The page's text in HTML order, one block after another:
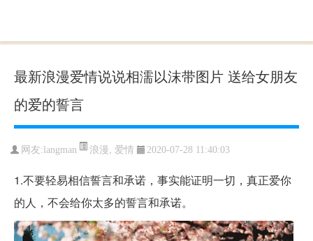
最新浪漫爱情说说相濡以沫带图片 送给女朋友
的爱的誓言
网友:langman 浪漫, 爱情 2020-07-28 11:40:03
1.不要轻易相信誓言和承诺，事实能证明一切，真正爱你
的人，不会给你太多的誓言和承诺。 ​​​​